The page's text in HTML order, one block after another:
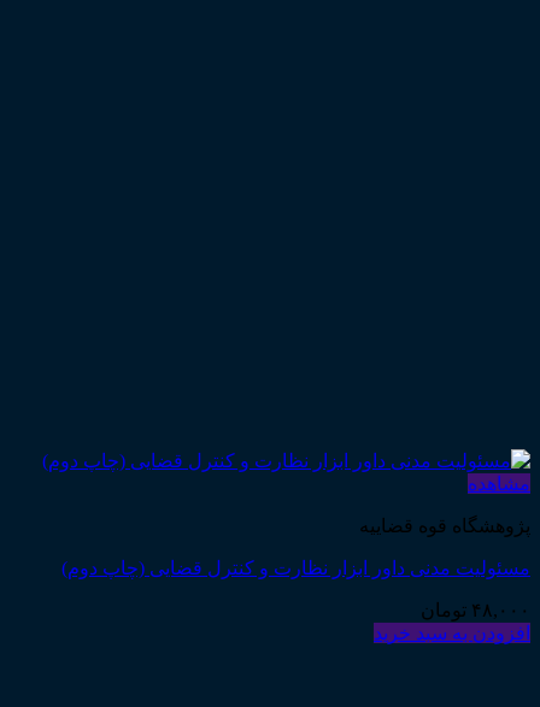
مشاهده
پژوهشگاه قوه قضاییه
مسئولیت مدنی داور ابزار نظارت و کنترل قضایی (چاپ دوم)
۴۸,۰۰۰ تومان
افزودن به سبد خرید